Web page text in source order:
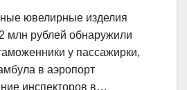
ювелирные изделия
млн рублей обнаружили
у пассажирки,
в аэропорт
инспекторов в…